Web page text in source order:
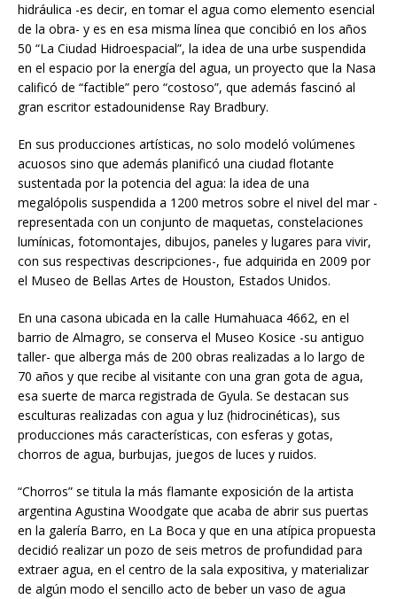
hidráulica -es decir, en tomar el agua como elemento esencial
de la obra- y es en esa misma línea que concibió en los años
50 “La Ciudad Hidroespacial”, la idea de una urbe suspendida
en el espacio por la energía del agua, un proyecto que la Nasa
calificó de “factible” pero “costoso”, que además fascinó al
gran escritor estadounidense Ray Bradbury.
En sus producciones artísticas, no solo modeló volúmenes
acuosos sino que además planificó una ciudad flotante
sustentada por la potencia del agua: la idea de una
megalópolis suspendida a 1200 metros sobre el nivel del mar -
representada con un conjunto de maquetas, constelaciones
lumínicas, fotomontajes, dibujos, paneles y lugares para vivir,
con sus respectivas descripciones-, fue adquirida en 2009 por
el Museo de Bellas Artes de Houston, Estados Unidos.
En una casona ubicada en la calle Humahuaca 4662, en el
barrio de Almagro, se conserva el Museo Kosice -su antiguo
taller- que alberga más de 200 obras realizadas a lo largo de
70 años y que recibe al visitante con una gran gota de agua,
esa suerte de marca registrada de Gyula. Se destacan sus
esculturas realizadas con agua y luz (hidrocinéticas), sus
producciones más características, con esferas y gotas,
chorros de agua, burbujas, juegos de luces y ruidos.
“Chorros” se titula la más flamante exposición de la artista
argentina Agustina Woodgate que acaba de abrir sus puertas
en la galería Barro, en La Boca y que en una atípica propuesta
decidió realizar un pozo de seis metros de profundidad para
extraer agua, en el centro de la sala expositiva, y materializar
de algún modo el sencillo acto de beber un vaso de agua